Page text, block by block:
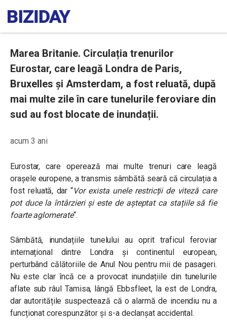
Marea Britanie. Circulația trenurilor
Eurostar, care leagă Londra de Paris,
Bruxelles și Amsterdam, a fost reluată, după
mai multe zile în care tunelurile feroviare din
sud au fost blocate de inundații.
acum 3 ani
Eurostar, care operează mai multe trenuri care leagă
orașele europene, a transmis sâmbătă seară că circulația a
fost reluată, dar “Vor exista unele restricții de viteză care
pot duce la întârzieri și este de așteptat ca stațiile să fie
foarte aglomerate“.
Sâmbătă, inundațiile tunelului au oprit traficul feroviar
internațional dintre Londra și continentul european,
perturbând călătoriile de Anul Nou pentru mii de pasageri.
Nu este clar încă ce a provocat inundațiile din tunelurile
aflate sub râul Tamisa, lângă Ebbsfleet, la est de Londra,
dar autoritățile suspectează că o alarmă de incendiu nu a
funcționat corespunzător și s-a declanșat accidental.